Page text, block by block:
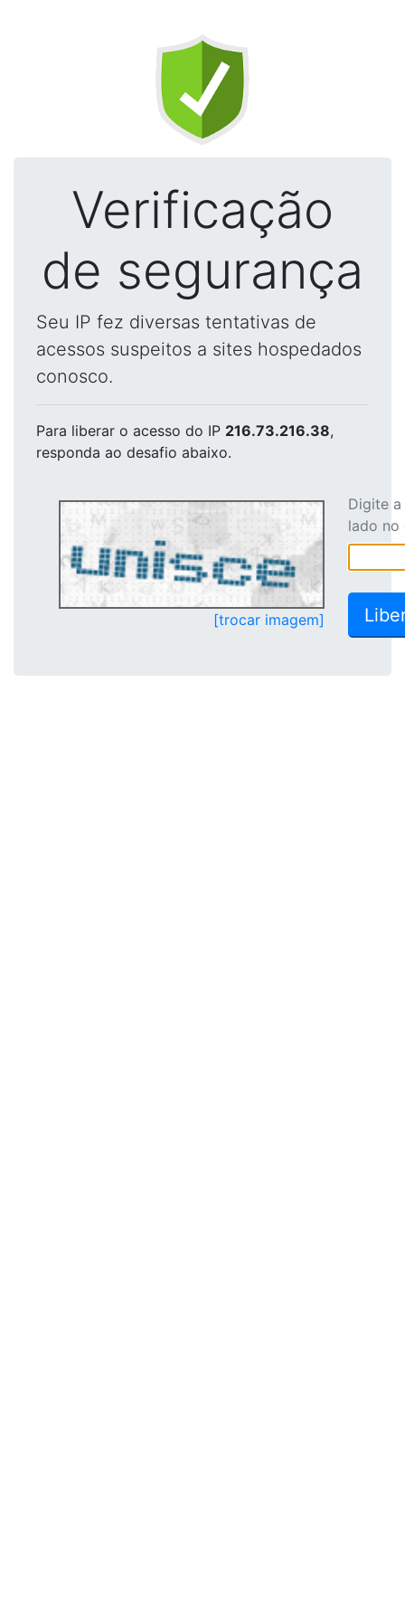
Verificação
de segurança
Seu IP fez diversas tentativas de
acessos suspeitos a sites hospedados
conosco.
Para liberar o acesso do IP 216.73.216.38,
responda ao desafio abaixo.
[trocar imagem]
Digite
lado no